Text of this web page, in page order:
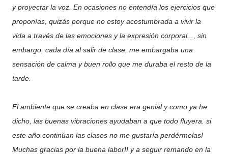
y proyectar la voz. En ocasiones no entendía los ejercicios que
proponías, quizás porque no estoy acostumbrada a vivir la
vida a través de las emociones y la expresión corporal..., sin
embargo, cada día al salir de clase, me embargaba una
sensación de calma y buen rollo que me duraba el resto de la
tarde.
El ambiente que se creaba en clase era genial y como ya he
dicho, las buenas vibraciones ayudaban a que todo fluyera. si
este año continúan las clases no me gustaría perdérmelas!
Muchas gracias por la buena labor!! y a seguir remando en la